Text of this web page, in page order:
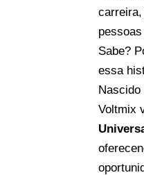
Sabe?
essa
Nascido
Voltmix